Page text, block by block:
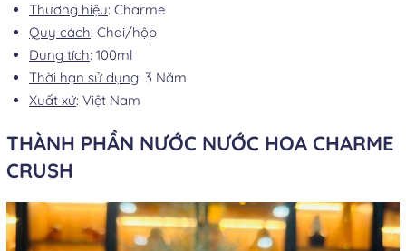
Thương hiệu: Charme
Quy cách: Chai/hộp
Dung tích: 100ml
Thời hạn sử dụng: 3 Năm
Xuất xứ: Việt Nam
THÀNH PHẦN NƯỚC NƯỚC HOA CHARME
CRUSH